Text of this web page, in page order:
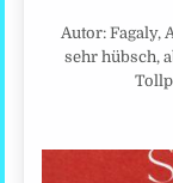
Autor: Fagaly,
sehr hübsch,